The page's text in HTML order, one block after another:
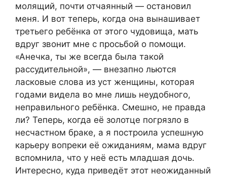
молящий, почти отчаянный — остановил
меня. И вот теперь, когда она вынашивает
третьего ребёнка от этого чудовища, мать
вдруг звонит мне с просьбой о помощи.
«Анечка, ты же всегда была такой
рассудительной», — внезапно льются
ласковые слова из уст женщины, которая
годами видела во мне лишь неудобного,
неправильного ребёнка. Смешно, не правда
ли? Теперь, когда её золотце погрязло в
несчастном браке, а я построила успешную
карьеру вопреки её ожиданиям, мама вдруг
вспомнила, что у неё есть младшая дочь.
Интересно, куда приведёт этот неожиданный